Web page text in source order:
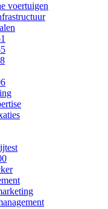
voertuigen